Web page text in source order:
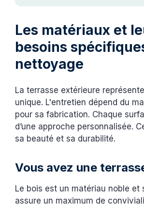
Les matériaux et
besoins
nettoyage
La terrasse extérieure
unique. L'entretien dépend du
pour sa fabrication. Chaque
d’une approche personnalisée.
sa beauté et sa durabilité.
Vous avez une
Le bois est un matériau noble et
assure un maximum de